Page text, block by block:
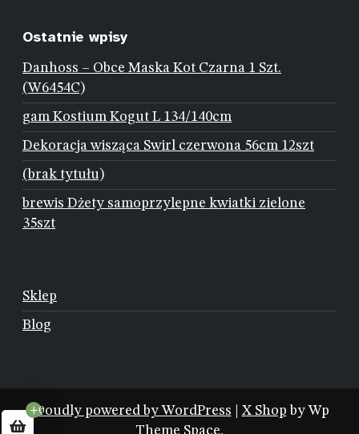
Ostatnie wpisy
Danhoss – Obce Maska Kot Czarna 1 Szt.
(W6454C)
gam Kostium Kogut L 134/140cm
Dekoracja wisząca Swirl czerwona 56cm 12szt
(brak tytułu)
brewis Dżety samoprzylepne kwiatki zielone
35szt
Sklep
Blog
Proudly powered by WordPress X Shop by Wp
Theme Space.
+0